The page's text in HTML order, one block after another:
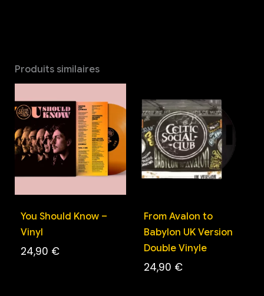
Produits similaires
You Should Know –
Vinyl
24,90 €
From Avalon to
Babylon UK Version
Double Vinyle
24,90 €